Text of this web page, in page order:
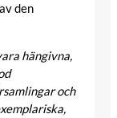
den
hängivna,
och